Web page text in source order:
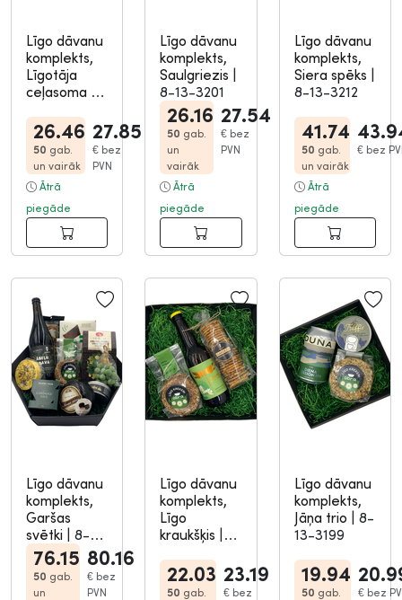
Līgo dāvanu
komplekts,
Līgotāja
ceļasoma |
26.46
50 gab.
un vairāk
27.85
€ bez
PVN
Ātrā
piegāde
Līgo dāvanu
komplekts,
Saulgriezis
8-13-3201
26.16
50 gab.
un
vairāk
27.54
€ bez
PVN
Ātrā
piegāde
Līgo dāvanu
komplekts,
Siera spēks
8-13-3212
41.74
50 gab.
un vairāk
€ bez
Ātrā
piegāde
Līgo dāvanu
komplekts,
Garšas
svētki
8-
13-3215
76.15
50 gab.
un
80.16
€ bez
PVN
Līgo dāvanu
komplekts,
Līgo
kraukšķis
22.03
50 gab.
23.19
€ bez
Līgo dāvanu
komplekts,
Jāņa trio
8-
13-3199
19.94
50 gab.
€ bez